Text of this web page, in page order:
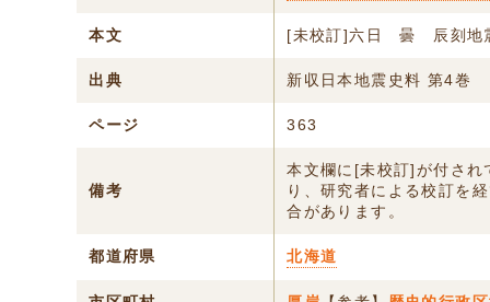
本文 [未校訂]六日 曇 辰刻地
出典 新収日本地震史料 第4巻
ページ 363
備考
本文欄に[未校訂]が付され
り、研究者による校訂を
合があります。
都道府県 北海道